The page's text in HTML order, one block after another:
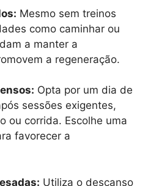
Mesmo sem treinos
como caminhar ou
a manter a
a regeneração.
Opta por um dia de
sessões exigentes,
ou corrida. Escolhe uma
favorecer a
Utiliza o descanso